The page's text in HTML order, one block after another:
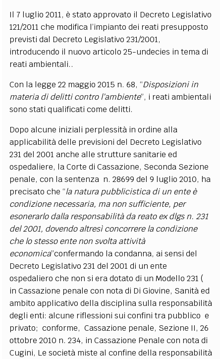
Il 7 luglio 2011, è stato approvato il Decreto Legislativo
121/2011 che modifica l’impianto dei reati presupposto
previsti dal Decreto Legislativo 231/2001,
introducendo il nuovo articolo 25-undecies in tema di
reati ambientali..
Con la legge 22 maggio 2015 n. 68, “Disposizioni in
materia di delitti contro l’ambiente”, i reati ambientali
sono stati qualificati come delitti.
Dopo alcune iniziali perplessità in ordine alla
applicabilità delle previsioni del Decreto Legislativo
231 del 2001 anche alle strutture sanitarie ed
ospedaliere, la Corte di Cassazione, Seconda Sezione
penale, con la sentenza n. 28699 del 9 luglio 2010, ha
precisato che “la natura pubblicistica di un ente è
condizione necessaria, ma non sufficiente, per
esonerarlo dalla responsabilità da reato ex dlgs n. 231
del 2001, dovendo altresì concorrere la condizione
che lo stesso ente non svolta attività
economica”confermando la condanna, ai sensi del
Decreto Legislativo 231 del 2001 di un ente
ospedaliero che non si era dotato di un Modello 231 (
in Cassazione penale con nota di Di Giovine, Sanità ed
ambito applicativo della disciplina sulla responsabilità
degli enti: alcune riflessioni sui confini tra pubblico e
privato; conforme, Cassazione penale, Sezione II, 26
ottobre 2010 n. 234, in Cassazione Penale con nota di
Cugini, Le società miste al confine della responsabilità